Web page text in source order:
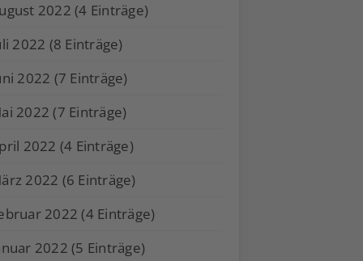
2022 (4 Einträge)
2022 (8 Einträge)
2022 (7 Einträge)
2022 (7 Einträge)
2022 (4 Einträge)
2022 (6 Einträge)
2022 (4 Einträge)
2022 (5 Einträge)